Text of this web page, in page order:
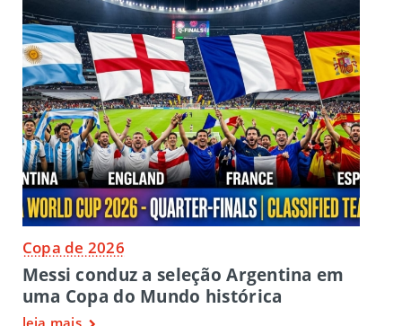
Copa de 2026
Messi conduz a seleção Argentina em
uma Copa do Mundo histórica
leia mais